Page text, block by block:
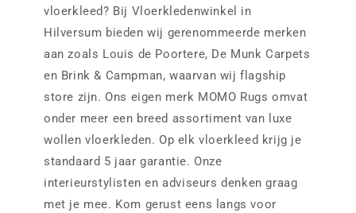
vloerkleed? Bij Vloerkledenwinkel in
Hilversum bieden wij gerenommeerde merken
aan zoals Louis de Poortere, De Munk Carpets
en Brink & Campman, waarvan wij flagship
store zijn. Ons eigen merk MOMO Rugs omvat
onder meer een breed assortiment van luxe
wollen vloerkleden. Op elk vloerkleed krijg je
standaard 5 jaar garantie. Onze
interieurstylisten en adviseurs denken graag
met je mee. Kom gerust eens langs voor